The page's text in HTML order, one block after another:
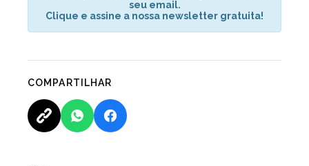
seu email.
Clique e assine a nossa newsletter gratuita!
COMPARTILHAR